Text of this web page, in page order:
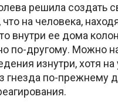
решила создать
что на человека,
внутри ее дома
по-другому. Можно
изнутри, хотя на
гнезда по-прежнему